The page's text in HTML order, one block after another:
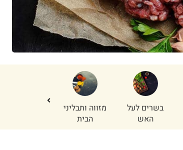
בשרים לעל
האש
מזווה ותבליני
הבית